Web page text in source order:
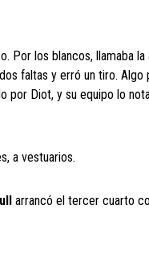
Por los blancos, llamaba
faltas y erró un tiro. Algo
por Diot, y su equipo lo
a vestuarios.
arrancó el tercer cuarto